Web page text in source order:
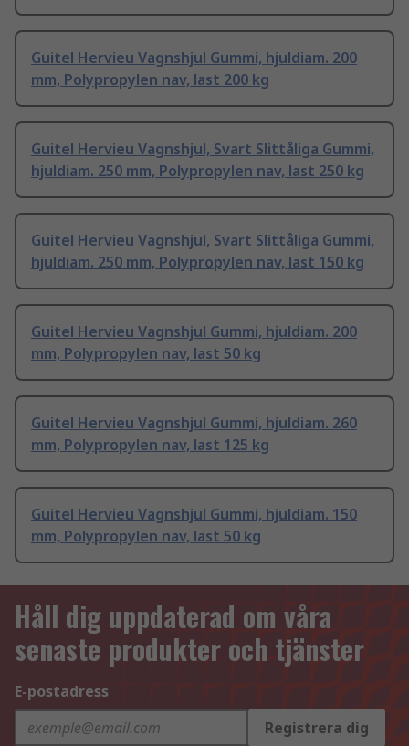
Guitel Hervieu Vagnshjul Gummi, hjuldiam. 200
mm, Polypropylen nav, last 200 kg
Guitel Hervieu Vagnshjul, Svart Slittåliga Gummi,
hjuldiam. 250 mm, Polypropylen nav, last 250 kg
Guitel Hervieu Vagnshjul, Svart Slittåliga Gummi,
hjuldiam. 250 mm, Polypropylen nav, last 150 kg
Guitel Hervieu Vagnshjul Gummi, hjuldiam. 200
mm, Polypropylen nav, last 50 kg
Guitel Hervieu Vagnshjul Gummi, hjuldiam. 260
mm, Polypropylen nav, last 125 kg
Guitel Hervieu Vagnshjul Gummi, hjuldiam. 150
mm, Polypropylen nav, last 50 kg
Håll dig uppdaterad om våra
senaste produkter och tjänster
E-postadress
Registrera dig